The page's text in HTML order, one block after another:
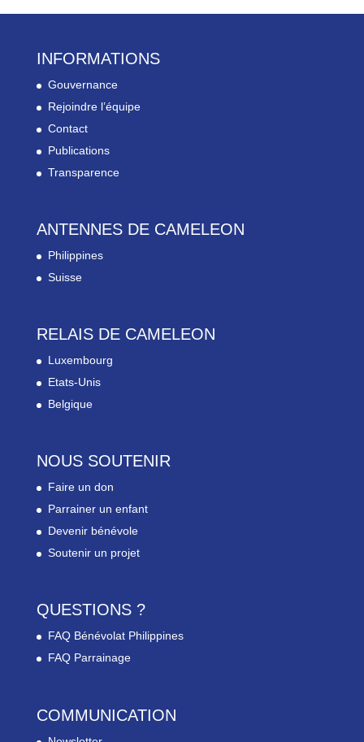
INFORMATIONS
Gouvernance
Rejoindre l’équipe
Contact
Publications
Transparence
ANTENNES DE CAMELEON
Philippines
Suisse
RELAIS DE CAMELEON
Luxembourg
Etats-Unis
Belgique
NOUS SOUTENIR
Faire un don
Parrainer un enfant
Devenir bénévole
Soutenir un projet
QUESTIONS ?
FAQ Bénévolat Philippines
FAQ Parrainage
COMMUNICATION